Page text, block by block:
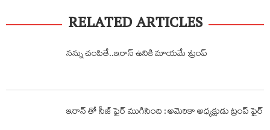
RELATED ARTICLES
నన్ను చంపితే..ఇరాన్ ఉనికి మాయమే :ట్రంప్
ఇరాన్ తో సీజ్ ఫైర్ ముగిసింది : అమెరికా అధ్యక్షుడు ట్రంప్ ఫైర్